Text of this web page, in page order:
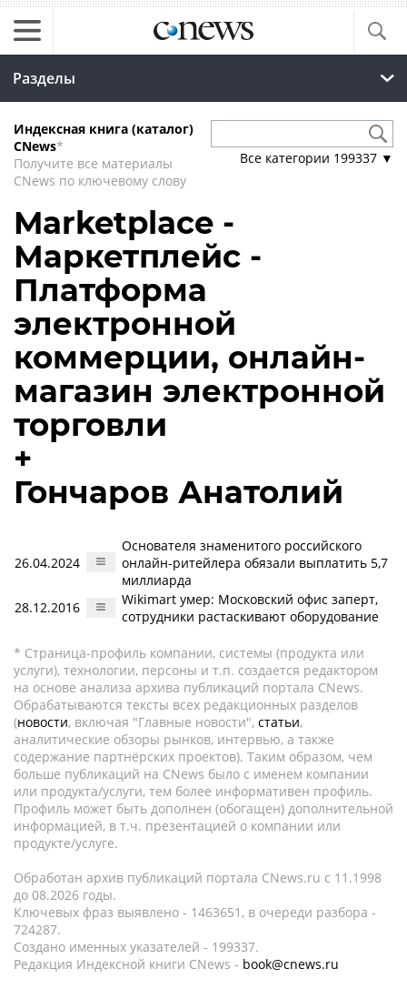
Разделы
Индексная книга (каталог)
CNews*
Получите все материалы
CNews по ключевому слову
Все категории 199337 ▼
Marketplace -
Маркетплейс -
Платформа
электронной
коммерции, онлайн-
магазин электронной
торговли
+
Гончаров Анатолий
26.04.2024
Основателя знаменитого российского
онлайн-ритейлера обязали выплатить 5,7
миллиарда
28.12.2016
Wikimart умер: Московский офис заперт,
сотрудники растаскивают оборудование
* Страница-профиль компании, системы (продукта или
услуги), технологии, персоны и т.п. создается редактором
на основе анализа архива публикаций портала CNews.
Обрабатываются тексты всех редакционных разделов
(новости, включая "Главные новости", статьи,
аналитические обзоры рынков, интервью, а также
содержание партнёрских проектов). Таким образом, чем
больше публикаций на CNews было с именем компании
или продукта/услуги, тем более информативен профиль.
Профиль может быть дополнен (обогащен) дополнительной
информацией, в т.ч. презентацией о компании или
продукте/услуге.
Обработан архив публикаций портала CNews.ru c 11.1998
до 08.2026 годы.
Ключевых фраз выявлено - 1463651, в очереди разбора -
724287.
Создано именных указателей - 199337.
Редакция Индексной книги CNews - book@cnews.ru